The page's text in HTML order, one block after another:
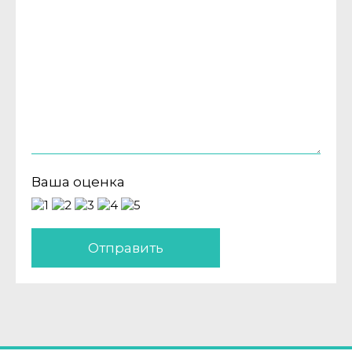
Ваша оценка
Отправить